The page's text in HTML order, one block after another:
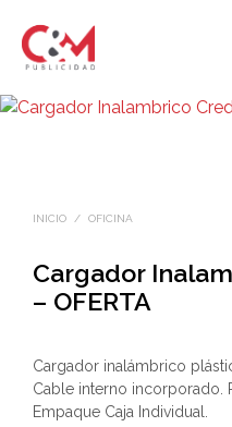
INICIO / OFICINA
Cargador
– OFERTA
Cargador inalámbrico
Cable interno incorporado.
Empaque Caja Individual.